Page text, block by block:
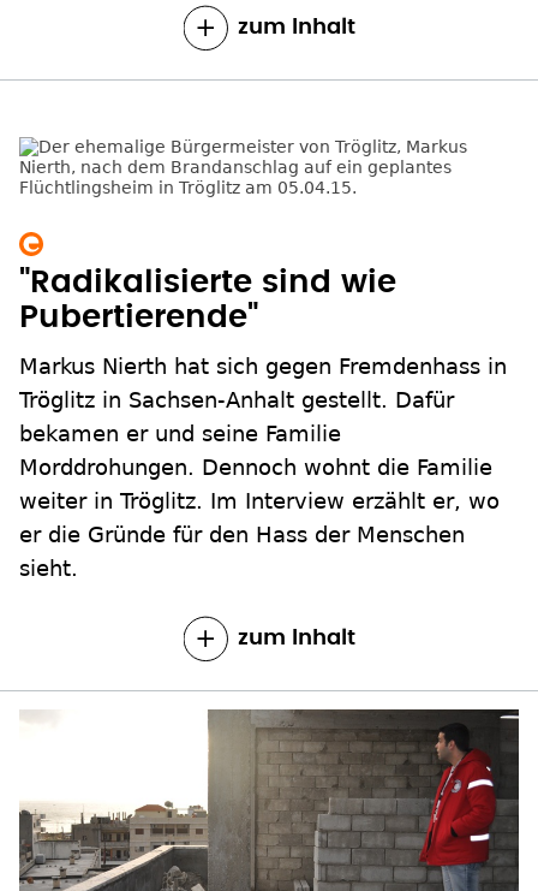
zum Inhalt
"Radikalisierte sind wie
Pubertierende"
Markus Nierth hat sich gegen Fremdenhass in
Tröglitz in Sachsen-Anhalt gestellt. Dafür
bekamen er und seine Familie
Morddrohungen. Dennoch wohnt die Familie
weiter in Tröglitz. Im Interview erzählt er, wo
er die Gründe für den Hass der Menschen
sieht.
zum Inhalt